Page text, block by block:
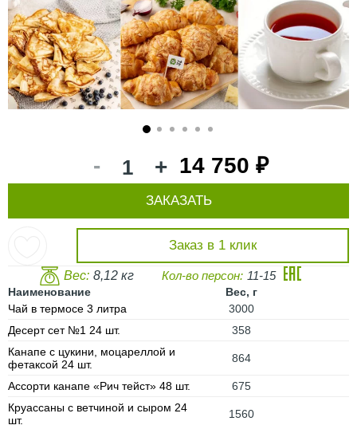
- + 14 750 ₽
Заказ в 1 клик
ЗАКАЗАТЬ
Вес: 8,12 кг Кол-во персон: 11-15
Наименование
Вес, г
Чай в термосе 3 литра
3000
Десерт сет №1 24 шт.
358
Канапе с цукини, моцареллой и
фетаксой 24 шт.
864
Ассорти канапе «Рич тейст» 48 шт.
675
Круассаны с ветчиной и сыром 24
шт.
1560